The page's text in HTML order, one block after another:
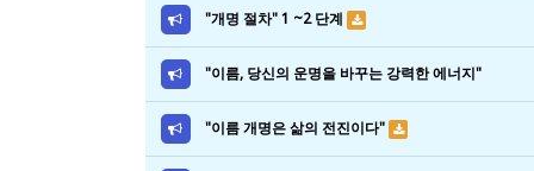
"개명 절차" 1 ~2 단계
"이름, 당신의 운명을 바꾸는 강력한 에너지"
"이름 개명은 삶의 전진이다"